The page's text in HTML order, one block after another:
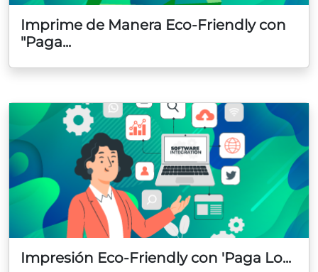
Imprime de Manera Eco-Friendly con
"Paga...
Impresión Eco-Friendly con 'Paga Lo...